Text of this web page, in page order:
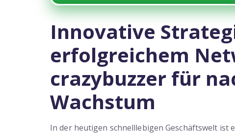
Innovative
erfolgreichem
crazybuzzer für
Wachstum
In der heutigen schnelllebigen Geschäftswelt ist